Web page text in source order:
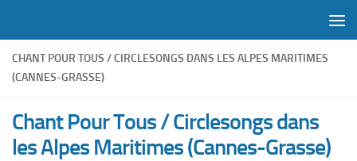
CHANT POUR TOUS / CIRCLESONGS DANS LES ALPES MARITIMES
(CANNES-GRASSE)
Chant Pour Tous / Circlesongs dans
les Alpes Maritimes (Cannes-Grasse)